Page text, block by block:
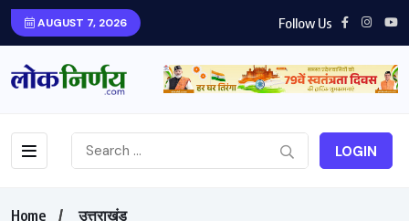
AUGUST 7, 2026 Follow Us
LOGIN
Home
उत्तराखंड